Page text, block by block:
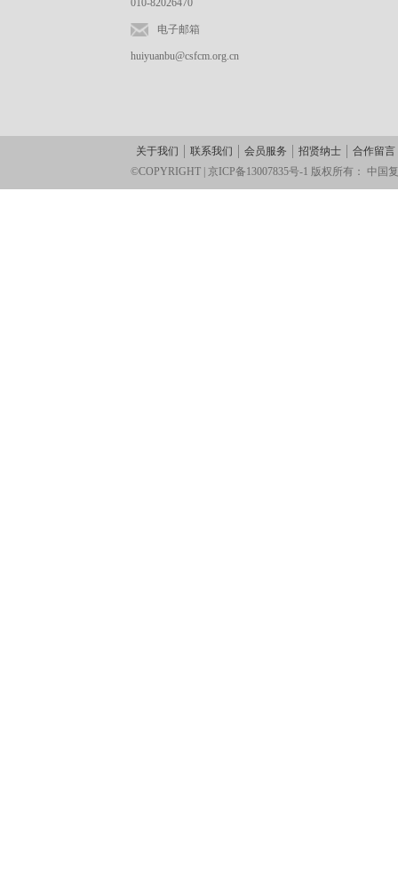
010-82026470
电子邮箱
huiyuanbu@csfcm.org.cn
关于我们 联系我们 会员服务 招贤纳士
合作留言
©COPYRIGHT | 京ICP备13007835号-1 版权所有： 中国